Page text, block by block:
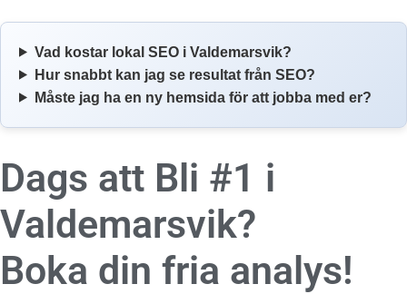
Vad kostar lokal SEO i Valdemarsvik?
Hur snabbt kan jag se resultat från SEO?
Måste jag ha en ny hemsida för att jobba med er?
Dags att Bli #1 i
Valdemarsvik?
Boka din fria analys!